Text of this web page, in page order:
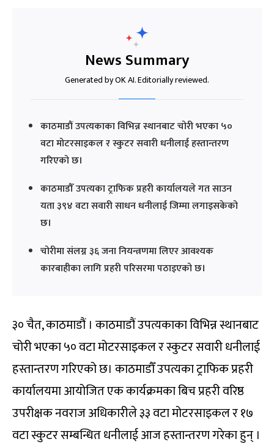
News Summary
Generated by OK AI. Editorially reviewed.
काठमाडौं उपत्यकाका विभिन्न स्थानबाट चोरी भएका ५०
वटा मोटरसाइकल र स्कुटर सवारी धनीलाई हस्तान्तरण
गरिएको छ।
काठमाडौँ उपत्यका ट्राफिक प्रहरी कार्यालयले गत साउन
यता ३९४ वटा सवारी साधन धनीलाई जिम्मा लगाइसकेको
छ।
चोरीमा संलग्न ३६ जना नियन्त्रणमा लिएर आवश्यक
कारबाहीका लागि प्रहरी परिसरमा पठाइएको छ।
३० चैत, काठमाडौं । काठमाडौं उपत्यकाका विभिन्न स्थानबाट
चोरी भएका ५० वटा मोटरसाइकल र स्कुटर सवारी धनीलाई
हस्तान्तरण गरिएको छ। काठमाडौँ उपत्यका ट्राफिक प्रहरी
कार्यालयमा आयोजित एक कार्यक्रमका बिच प्रहरी वरिष्ठ
उपरीक्षक नवराज अधिकारीले ३३ वटा मोटरसाइकल र १७
वटा स्कुटर सम्बन्धित धनीलाई आज हस्तान्तरण गरेका हुन् ।